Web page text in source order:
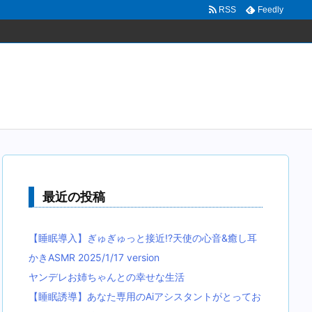
RSS Feedly
最近の投稿
【睡眠導入】ぎゅぎゅっと接近!?天使の心音&癒し耳
かきASMR 2025/1/17 version
ヤンデレお姉ちゃんとの幸せな生活
【睡眠誘導】あなた専用のAiアシスタントがとってお